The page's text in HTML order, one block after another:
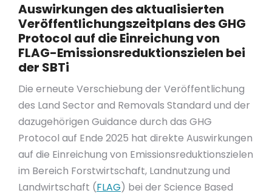
Auswirkungen des aktualisierten
Veröffentlichungszeitplans des GHG
Protocol auf die Einreichung von
FLAG-Emissionsreduktionszielen bei
der SBTi
Die erneute Verschiebung der Veröffentlichung
des Land Sector and Removals Standard und der
dazugehörigen Guidance durch das GHG
Protocol auf Ende 2025 hat direkte Auswirkungen
auf die Einreichung von Emissionsreduktionszielen
im Bereich Forstwirtschaft, Landnutzung und
Landwirtschaft (FLAG) bei der Science Based